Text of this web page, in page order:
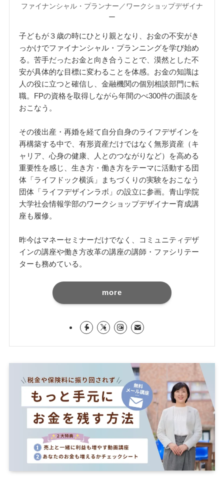
ファイナンシャル・プランナー／ワークショップデザイナ
ー
子どもが３歳の時にひとり親となり、お金の不安がき
っかけでファイナンシャル・プランニングを学び始め
る。苦手だったお金と向き合うことで、漠然とした不
安が具体的な目標に変わることを体感。お金の知識は
人の役に立つと確信し、金融機関の個別相談部門に転
職。FPの資格を取得しながら年間のべ300件の面談を
おこなう。
その後出産・再婚を経て自分自身のライフデザインを
再構築する中で、有形資産だけではなく無形資産（キ
ャリア、心身の健康、人とのつながりなど）を高める
重要性を感じ、生き方・働き方をテーマに活動する団
体「ライフドック横浜」まちづくりの実験をおこなう
団体「ライフデザインラボ」の設立に参画。青山学院
大学社会情報学部のワークショップデザイナー育成講
座も履修。
昨今はマネーセミナーだけでなく、コミュニティデザ
インの講座や働き方改革の講座の講師・ファシリテー
ターも務めている。
more